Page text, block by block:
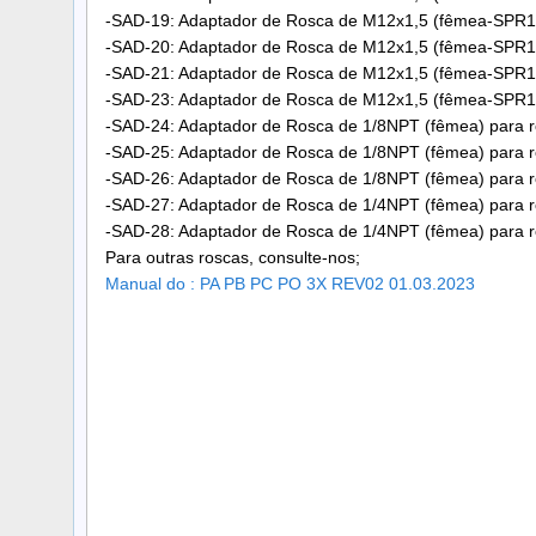
-SAD-19: Adaptador de Rosca de M12x1,5 (fêmea-
-SAD-20: Adaptador de Rosca de M12x1,5 (fêmea-
-SAD-21: Adaptador de Rosca de M12x1,5 (fêmea-
-SAD-23: Adaptador de Rosca de M12x1,5 (fêmea-
-SAD-24: Adaptador de Rosca de 1/8NPT (fêmea) para
-SAD-25: Adaptador de Rosca de 1/8NPT (fêmea) para
-SAD-26: Adaptador de Rosca de 1/8NPT (fêmea) para
-SAD-27: Adaptador de Rosca de 1/4NPT (fêmea) para
-SAD-28: Adaptador de Rosca de 1/4NPT (fêmea) para
Para outras roscas, consulte-nos;
Manual do : PA PB PC PO 3X REV02 01.03.2023